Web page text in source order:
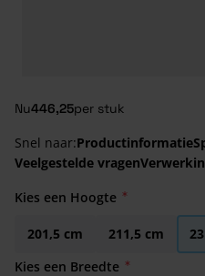
Nu446,25per stuk
Snel naar:Productinformatie
Veelgestelde vragen
Kies een Hoogte
201,5 cm 211,5 cm
Kies een Breedte